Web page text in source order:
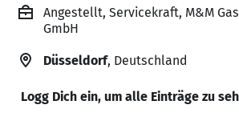
Angestellt, Servicekraft, M&M
GmbH
Düsseldorf, Deutschland
Logg Dich ein, um alle Einträge zu